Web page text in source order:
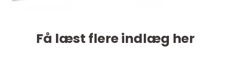
Få læst flere indlæg her